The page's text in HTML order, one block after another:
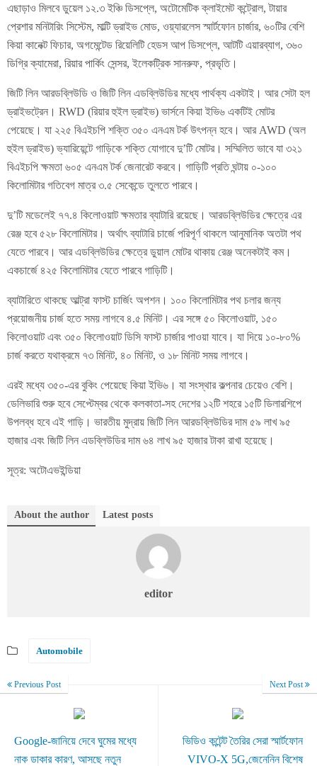
এছাড়াও মিলবে ডুয়েল ১২.৩ ইঞ্চি ডিসপ্লে, অটোমেটিক ক্লাইমেট কন্ট্রোল, টায়ার
প্রেশার মনিটারিং সিস্টেম, মাল্টি ড্রাইভ মোড, ওয়্যারলেস স্মার্টফোন চার্জার, ৬০টির বেশি
কিয়া কানেক্ট ফিচার, অগমেন্টেড রিয়েলিটি হেডস আপ ডিসপ্লে, আটটি এয়ারব্যাগ, ৩৬০
ডিগ্রি ক্যামেরা, রিয়ার পার্কিং সেন্সর, ইলেকট্রিক সানরুফ, প্রভৃতি।
জিটি লিন আরডব্লিউডি ও জিটি লিন এডব্লিউডির মধ্যে পার্থক্য একটাই। আর সেটা হল
ড্রাইভট্রেন। RWD (রিয়ার হুইল ড্রাইভ) ভার্সনে কিয়া ইভি৬ একটিই মোটর
পেয়েছে। যা ২২৫ বিএইচপি শক্তি ৩৫০ এনএম টর্ক উৎপন্ন হবে। আর AWD (অল
হুইল ড্রাইভ) ভ্যারিয়েন্টে গাড়িকে শক্তি যোগাবে দু’টি মোটর। সম্মিলিত ভাবে যা ৩২১
বিএইচপি ক্ষমতা ৬০৫ এনএম টর্ক জেনারেট করবে। গাড়িটি প্রতি ঘন্টায় ০-১০০
কিলোমিটার গতিবেগ মাত্র ৩.৫ সেকেন্ডে তুলতে পারবে।
দু’টি মডেলেই ৭৭.৪ কিলোওয়াট ক্ষমতার ব্যাটারি রয়েছে। আরডব্লিউডির ক্ষেত্রে এর
রেঞ্জ হবে ৫২৮ কিলোমিটার। অর্থাৎ ব্যাটারি চার্জে পরিপূর্ণ থাকলে আনুমানিক অতটা পথ
যেতে পারবে। আর এডব্লিউডির ক্ষেত্রে ডুয়াল মোটর থাকায় রেঞ্জ অনেকটাই কম।
একচার্জে ৪২৫ কিলোমিটার যেতে পারবে গাড়িটি।
ব্যাটারিতে থাকছে আল্ট্রা ফাস্ট চার্জিং অপশন। ১০০ কিলোমিটার পথ চলার জন্য
প্রয়োজনীয় চার্জ হতে সময় লাগবে ৪.৫ মিনিট। এর সঙ্গে ৫০ কিলোওয়াট, ১৫০
কিলোওয়াট এবং ৩৫০ কিলোওয়াট ডিসি ফাস্ট চার্জার পাওয়া যাবে। যা দিয়ে ১০-৮০%
চার্জ করতে যথাক্রমে ৭৩ মিনিট, ৪০ মিনিট, ও ১৮ মিনিট সময় লাগবে।
এরই মধ্যে ৩৫০-এর বুকিং পেয়েছে কিয়া ইভি৬। যা সংস্থার কল্পনার চেয়েও বেশি।
ডেলিভারি শুরু হবে সেপ্টেম্বর থেকে কলকাতা-সহ দেশের ১২টি শহরে ১৫টি ডিলারশিপে
উপলব্ধ হবে এই গাড়ি। ভারতীয় মুদ্রায় জিটি লিন আরডব্লিউডির দাম ৫৯ লাখ ৯৫
হাজার এবং জিটি লিন এডব্লিউডির দাম ৬৪ লাখ ৯৫ হাজার টাকা রাখা হয়েছে।
সূত্র: অটোএভইন্ডিয়া
About the author Latest posts
editor
Automobile
Previous Post
Google-জানিয়ে দেবে ঘুমের মধ্যে
নাক ডাকার কারণ, আসছে নতুন
Next Post
ভিডিও কন্টেন্ট তৈরির সেরা স্মার্টফোন
VIVO-X 5G,জেনেনিন বিশেষ